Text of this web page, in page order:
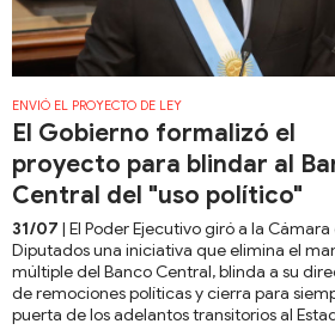
ENVIÓ EL PROYECTO DE LEY
El Gobierno formalizó el
proyecto para blindar al
Central del "uso político"
31/07 | El Poder Ejecutivo giró a la Cámara
Diputados una iniciativa que elimina el
múltiple del Banco Central, blinda a su
de remociones políticas y cierra para
puerta de los adelantos transitorios al